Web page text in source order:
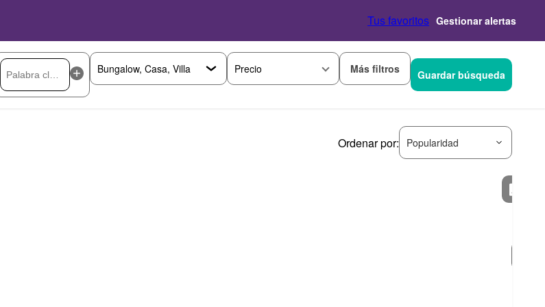
Tus favoritos Gestionar alertas
Precio Más filtros Guardar búsqueda
Ordenar por: Popularidad